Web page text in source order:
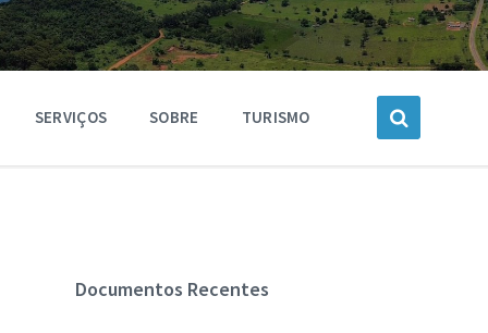
SERVIÇOS SOBRE TURISMO
Documentos Recentes